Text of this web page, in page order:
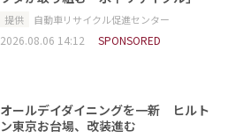
提供 自動車リサイクル促進センター
2026.08.06 14:12 SPONSORED
オールデイダイニングを一新 ヒルト
ン東京お台場、改装進む